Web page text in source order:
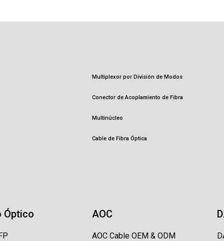
Multiplexor por División de Modos
Conector de Acoplamiento de Fibra
Multinúcleo
Cable de Fibra Óptica
Óptico AOC
AOC Cable OEM & ODM